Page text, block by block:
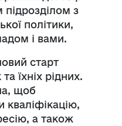
з
політики,
і вами.
старт
їхніх рідних.
щоб
кваліфікацію,
а також